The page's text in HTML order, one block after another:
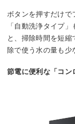
ボタンを押すだけで
「自動洗浄タイプ
と、掃除時間を短
除で使う水の量も少
節電に便利な「コン